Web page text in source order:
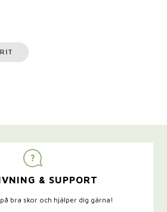
& SUPPORT
bra skor och hjälper dig gärna!